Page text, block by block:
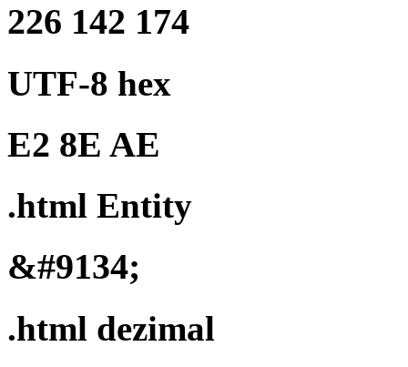
226 142 174
UTF-8 hex
E2 8E AE
.html Entity
&#9134;
.html dezimal